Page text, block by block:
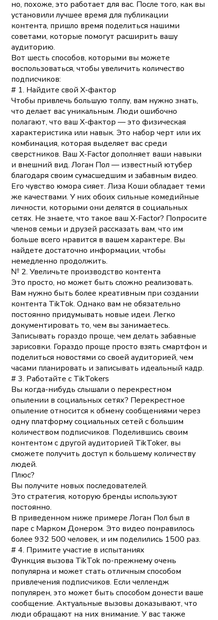
но, похоже, это работает для вас. После того, как вы
установили лучшее время для публикации
контента, пришло время поделиться нашими
советами, которые помогут расширить вашу
аудиторию.
Вот шесть способов, которыми вы можете
воспользоваться, чтобы увеличить количество
подписчиков:
# 1. Найдите свой Х-фактор
Чтобы привлечь большую толпу, вам нужно знать,
что делает вас уникальным. Люди ошибочно
полагают, что ваш Х-фактор — это физическая
характеристика или навык. Это набор черт или их
комбинация, которая выделяет вас среди
сверстников. Ваш X-Factor дополняет ваши навыки
и внешний вид. Логан Пол — известный ютубер
благодаря своим сумасшедшим и забавным видео.
Его чувство юмора сияет. Лиза Коши обладает теми
же качествами. У них обоих сильные комедийные
личности, которыми они делятся в социальных
сетях. Не знаете, что такое ваш X-Factor? Попросите
членов семьи и друзей рассказать вам, что им
больше всего нравится в вашем характере. Вы
найдете достаточно информации, чтобы
немедленно продолжить.
№ 2. Увеличьте производство контента
Это просто, но может быть сложно реализовать.
Вам нужно быть более креативным при создании
контента TikTok. Однако вам не обязательно
постоянно придумывать новые идеи. Легко
документировать то, чем вы занимаетесь.
Записывать гораздо проще, чем делать забавные
зарисовки. Гораздо проще просто взять смартфон и
поделиться новостями со своей аудиторией, чем
часами планировать и записывать идеальный кадр.
# 3. Работайте с TikTokers
Вы когда-нибудь слышали о перекрестном
опылении в социальных сетях? Перекрестное
опыление относится к обмену сообщениями через
одну платформу социальных сетей с большим
количеством подписчиков. Поделившись своим
контентом с другой аудиторией TikToker, вы
сможете получить доступ к большему количеству
людей.
Плюс?
Вы получите новых последователей.
Это стратегия, которую бренды используют
постоянно.
В приведенном ниже примере Логан Пол был в
паре с Марком Донером. Это видео понравилось
более 932 500 человек, и им поделились 1500 раз.
# 4. Примите участие в испытаниях
Функция вызова TikTok по-прежнему очень
популярна и может стать отличным способом
привлечения подписчиков. Если челлендж
популярен, это может быть способом донести ваше
сообщение. Актуальные вызовы доказывают, что
люди обращают на них внимание. У вас также